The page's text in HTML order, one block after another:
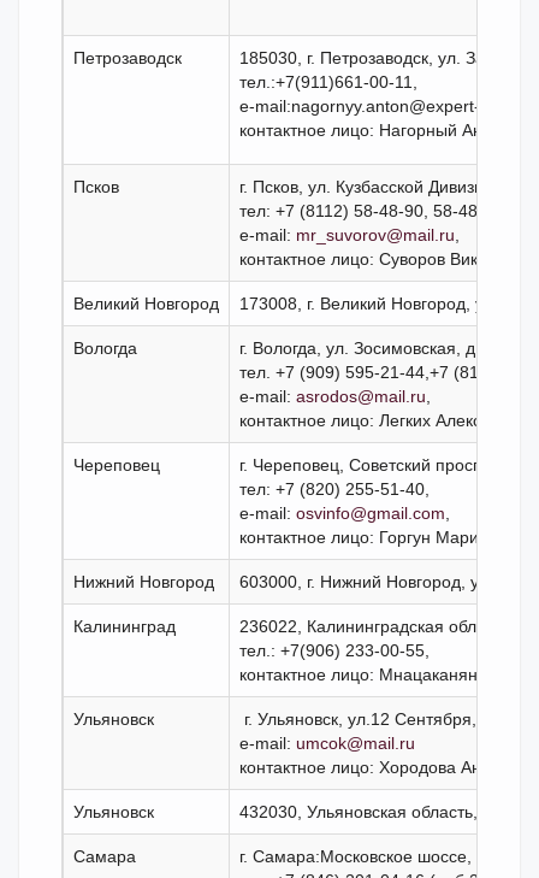
Петрозаводск
185030, г. Петрозаводск, ул.
тел.:+7(911)661-00-11,
e-mail:nagornyy.anton@expert-
контактное лицо: Нагорный Антон
Псков
г. Псков, ул. Кузбасской Дивизии, д.
тел: +7 (8112) 58-48-90, 58-48-23,
e-mail: mr_suvorov@mail.ru
контактное лицо: Суворов Виктор
Великий Новгород 173008, г. Великий Новгород, ул.
Вологда
г. Вологда, ул. Зосимовская, д. 9
тел. +7 (909) 595-21-44,+7 (8172) 79-
e-mail: asrodos@mail.ru
контактное лицо: Легких Алексей
Череповец
г. Череповец, Советский проспект
тел: +7 (820) 255-51-40,
e-mail: osvinfo@gmail.com
контактное лицо: Горгун Марина
Нижний Новгород 603000, г. Нижний Новгород, ул.
Калининград
236022, Калининградская область,
тел.: +7(906) 233-00-55,
контактное лицо: Мнацаканян
Ульяновск
г. Ульяновск, ул.12 Сентября,
e-mail: umcok@mail.ru
контактное лицо: Хородова
Ульяновск 432030,
Самара
г. Самара:Московское